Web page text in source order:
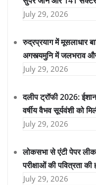
July 29, 2026
रुद्रप्रयाग में मूसलाधार
अगस्त्यमुनि में
July 29, 2026
दलीप ट्रॉफी 2026:
वर्षीय वैभव सूर्यवंशी को
July 29, 2026
लोकसभा से एंटी पेपर लीक
परीक्षाओं की पवित्रता की
July 29, 2026